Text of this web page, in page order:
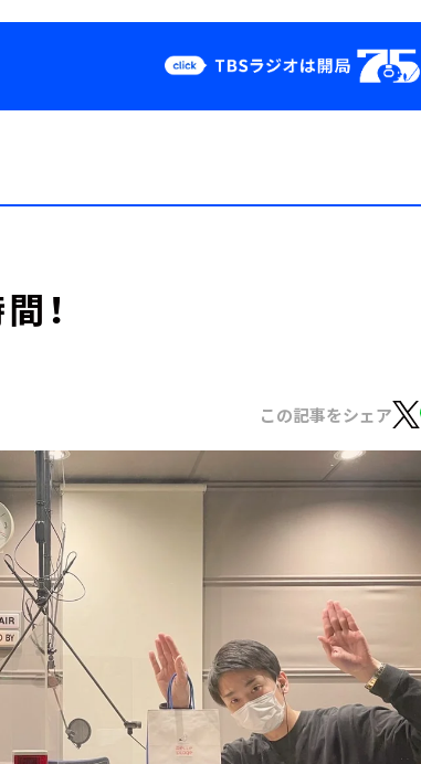
Podcast
YouTube
！
この記事をシェア